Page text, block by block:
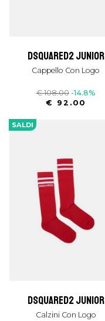
dsquared2 junior
Cappello Con Logo
€ 108.00 -14.8%
€ 92.00
SALDI
dsquared2 junior
Calzini Con Logo